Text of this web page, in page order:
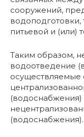
сооружений,
питьевой и (или)
Таким образом,
водоотведение
осуществляемые
(водоснабжения)
(водоснабжения).